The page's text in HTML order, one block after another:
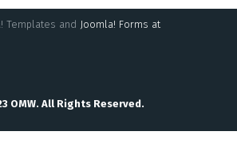
Templates and Joomla! Forms at
OMW. All Rights Reserved.